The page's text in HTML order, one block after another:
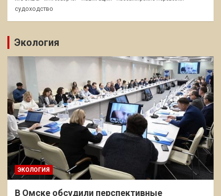
судоходство
Экология
ЭКОЛОГИЯ
В Омске обсудили перспективные